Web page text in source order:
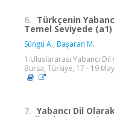
6. Türkçenin
Temel Seviyede
Süngü A., Başaran M.
1.Uluslararası Yabancı
Bursa, Türkiye, 17 - 19
7. Yabancı Dil